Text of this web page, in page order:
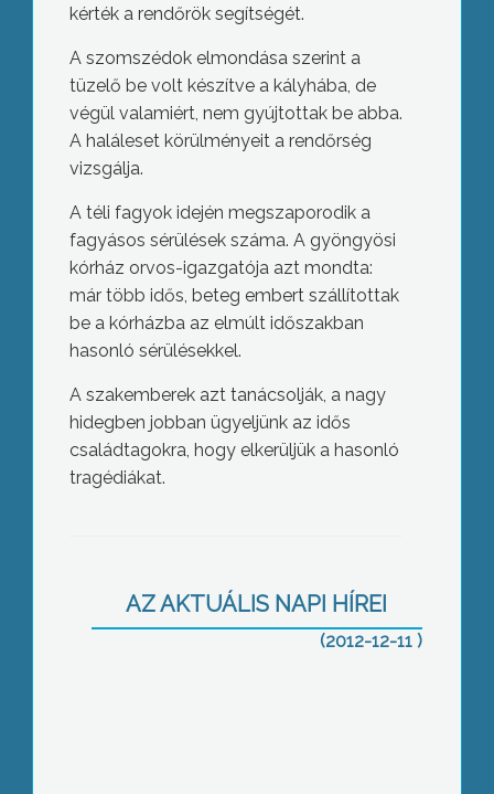
kérték a rendőrök segítségét.
A szomszédok elmondása szerint a
tüzelő be volt készítve a kályhába, de
végül valamiért, nem gyújtottak be abba.
A haláleset körülményeit a rendőrség
vizsgálja.
A téli fagyok idején megszaporodik a
fagyásos sérülések száma. A gyöngyösi
kórház orvos-igazgatója azt mondta:
már több idős, beteg embert szállítottak
be a kórházba az elmúlt időszakban
hasonló sérülésekkel.
A szakemberek azt tanácsolják, a nagy
hidegben jobban ügyeljünk az idős
családtagokra, hogy elkerüljük a hasonló
tragédiákat.
AZ AKTUÁLIS NAPI HÍREI
(2012-12-11 )